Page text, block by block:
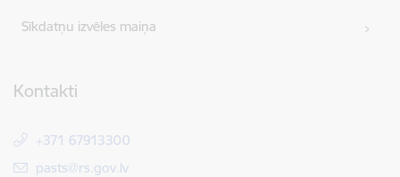
Sīkdatņu izvēles maiņa
Kontakti
+371 67913300
E-pasts:
pasts@rs.gov.lv